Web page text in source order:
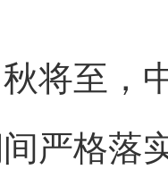
至，中
严格落